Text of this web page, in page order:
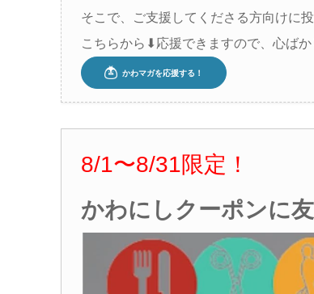
そこで、ご支援してくださる方向けに
こちらから⬇︎応援できますので、心ば
8/1〜8/31限定！
かわにしクーポンに